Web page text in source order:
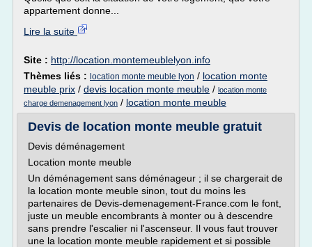
appartement donne...
Lire la suite
Site : http://location.montemeublelyon.info
Thèmes liés : location monte meuble lyon / location monte
meuble prix / devis location monte meuble / location monte
charge demenagement lyon / location monte meuble
Devis de location monte meuble gratuit
Devis déménagement
Location monte meuble
Un déménagement sans déménageur ; il se chargerait de
la location monte meuble sinon, tout du moins les
partenaires de Devis-demenagement-France.com le font,
juste un meuble encombrants à monter ou à descendre
sans prendre l'escalier ni l'ascenseur. Il vous faut trouver
une la location monte meuble rapidement et si possible